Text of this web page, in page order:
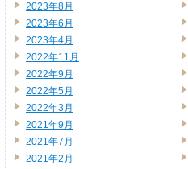
2023年8月
2023年6月
2023年4月
2022年11月
2022年9月
2022年5月
2022年3月
2021年9月
2021年7月
2021年2月